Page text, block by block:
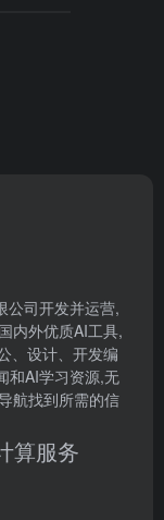
公司开发并运营,
内外优质AI工具,
、设计、开发编
和AI学习资源,无
航找到所需的信
算服务